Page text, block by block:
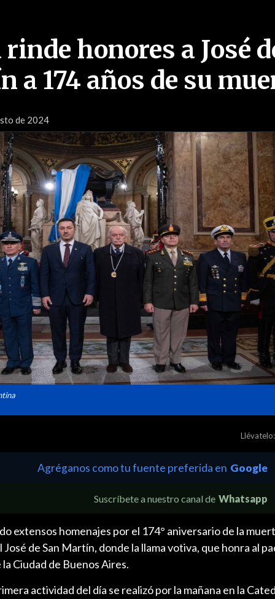
honores a José
a 174 años de su
de 2024
Llévatelo:
Agréganos como tu fuente preferida en Google
Suscríbete a nuestro canal de Whatsapp
extensos homenajes por el 174° aniversario de la
de San Martín, donde la llama votiva, que honra al
Ciudad de Buenos Aires.
actividad del día se realizó por la mañana en la